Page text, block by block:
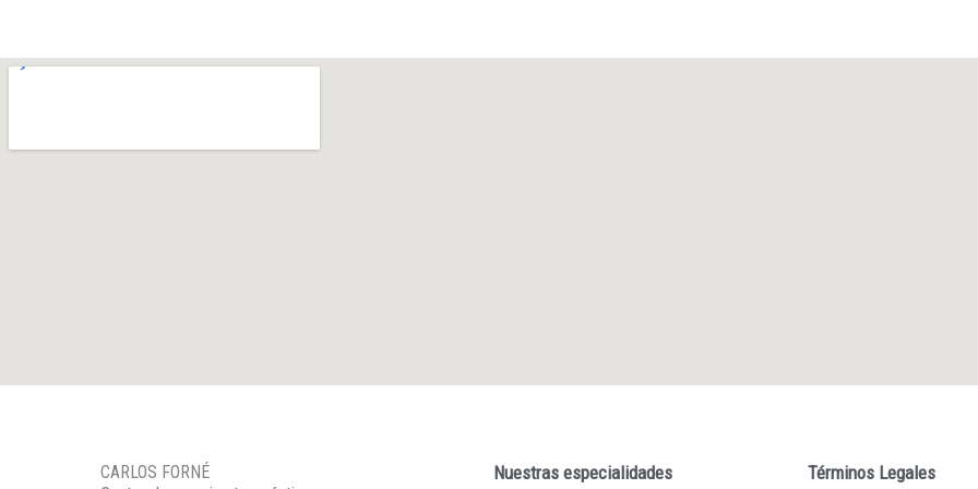
CARLOS FORNÉ
Nuestras especialidades Términos Legales